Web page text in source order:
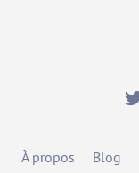
À propos Blog